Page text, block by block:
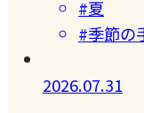
#夏
#季節の
2026.07.31